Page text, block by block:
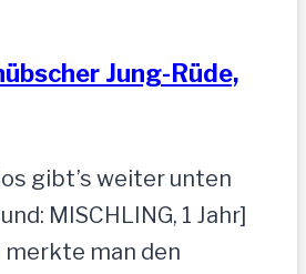
Jung-Rüde,
gibt’s weiter unten
MISCHLING, 1 Jahr]
merkte man den